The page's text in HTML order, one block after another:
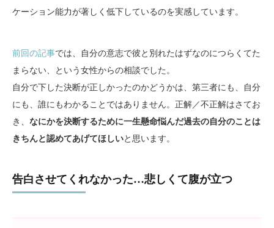
ケーション能力が著しく低下しているのを実感しています。
前回の記事では、自分の意志で彼と別れたはずなのにつらくてた
まらない、という女性からの相談でした。
自分で下した決断が正しかったのかどうかは、第三者にも、自分
にも、誰にもわかることではありません。正解／不正解はさてお
き、 なにかを決断するために一生懸命悩んだ過去の自分のことは
きちんと認めてあげてほしいと思います。
告白させてくれなかった…悲しくて腹が立つ